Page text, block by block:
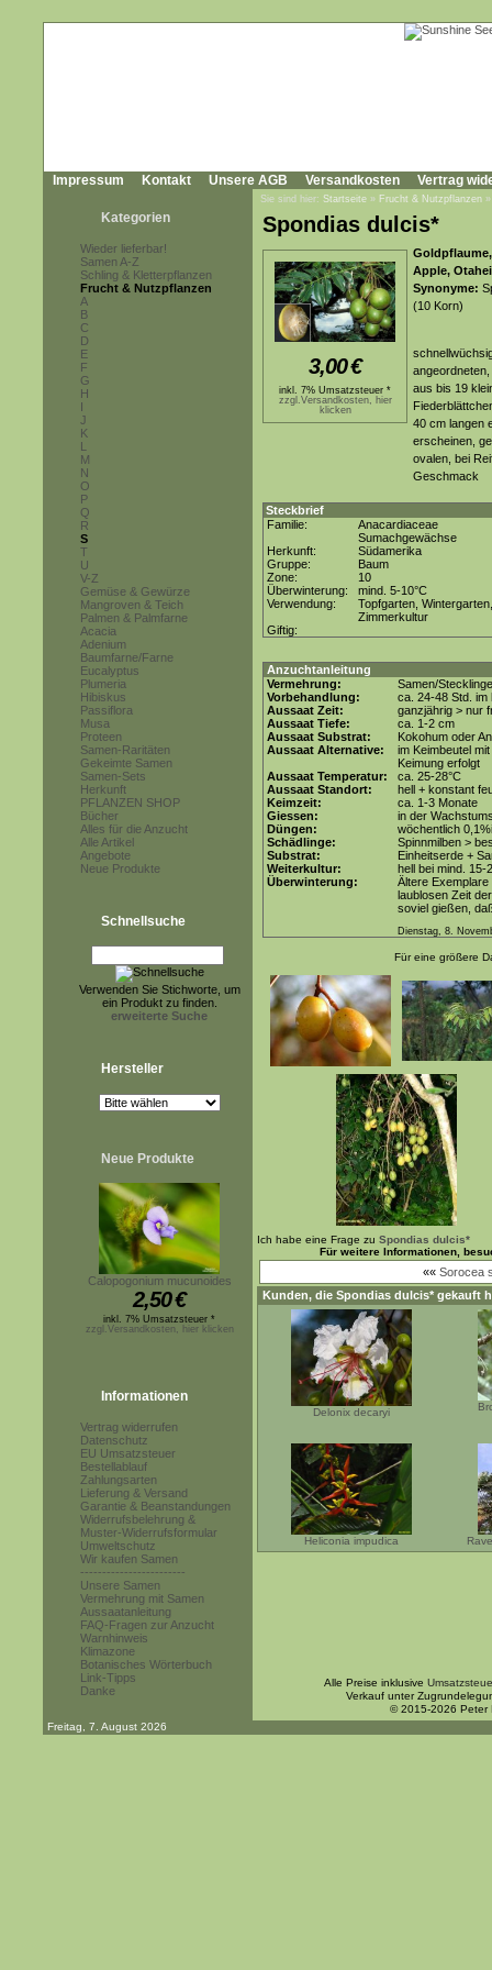
Impressum Kontakt Unsere AGB Versandkosten Vertrag
Kategorien
Wieder lieferbar!
Samen A-Z
Schling & Kletterpflanzen
Frucht & Nutzpflanzen
A
B
C
D
E
F
G
H
I
J
K
L
M
N
O
P
Q
R
S
T
U
V-Z
Gemüse & Gewürze
Mangroven & Teich
Palmen & Palmfarne
Acacia
Adenium
Baumfarne/Farne
Eucalyptus
Plumeria
Hibiskus
Passiflora
Musa
Proteen
Samen-Raritäten
Gekeimte Samen
Samen-Sets
Herkunft
PFLANZEN SHOP
Bücher
Alles für die Anzucht
Alle Artikel
Angebote
Neue Produkte
Schnellsuche
Verwenden Sie Stichworte, um
ein Produkt zu finden.
erweiterte Suche
Hersteller
Neue Produkte
Calopogonium mucunoides
2,50€
inkl. 7% Umsatzsteuer *
zzgl.Versandkosten, hier klicken
Informationen
Vertrag widerrufen
Datenschutz
EU Umsatzsteuer
Bestellablauf
Zahlungsarten
Lieferung & Versand
Garantie & Beanstandungen
Widerrufsbelehrung &
Muster-Widerrufsformular
Umweltschutz
Wir kaufen Samen
------------------------
Unsere Samen
Vermehrung mit Samen
Aussaatanleitung
FAQ-Fragen zur Anzucht
Warnhinweis
Klimazone
Botanisches Wörterbuch
Link-Tipps
Danke
Sie sind hier: Startseite » Frucht & Nutzpflanzen
Spondias dulcis*
3,00€
inkl. 7% Umsatzsteuer *
zzgl.Versandkosten, hier
klicken
Apple,
Synonyme:
(10 Korn)
aus bis 19
40 cm langen
erscheinen,
ovalen, bei
Geschmack
Steckbrief
Familie:
Anacardiaceae
Sumachgewächse
Herkunft:
Südamerika
Gruppe:
Baum
Zone:
10
Überwinterung:
mind. 5-10°C
Verwendung:
Topfgarten, Wintergarten,
Zimmerkultur
Giftig:
Anzuchtanleitung
Vermehrung:
Samen/Stecklinge
Vorbehandlung:
ca. 24-48 Std. im
Aussaat Zeit:
ganzjährig > nur
Aussaat Tiefe:
ca. 1-2 cm
Aussaat Substrat:
Kokohum oder
Aussaat Alternative:
im Keimbeutel
Keimung erfolgt
Aussaat Temperatur:
ca. 25-28°C
Aussaat Standort:
hell + konstant
Keimzeit:
ca. 1-3 Monate
Giessen:
in der
Düngen:
wöchentlich
Schädlinge:
Spinnmilben >
Substrat:
Einheitserde +
Weiterkultur:
hell bei mind. 15-
Überwinterung:
Ältere
laublosen Zeit
soviel gießen,
Dienstag, 8.
Für eine größere
Ich habe eine Frage zu Spondias dulcis*
Für weitere Informationen,
«« Sorocea
Kunden, die Spondias dulcis* gekauft
Delonix decaryi
Heliconia impudica
Alle Preise inklusive
Verkauf unter
© 2015-2026 Peter
Freitag, 7. August 2026